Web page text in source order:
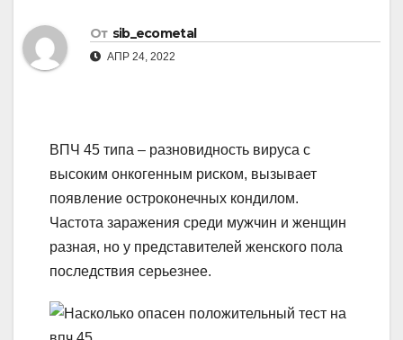
От sib_ecometal
АПР 24, 2022
ВПЧ 45 типа – разновидность вируса с
высоким онкогенным риском, вызывает
появление остроконечных кондилом.
Частота заражения среди мужчин и женщин
разная, но у представителей женского пола
последствия серьезнее.